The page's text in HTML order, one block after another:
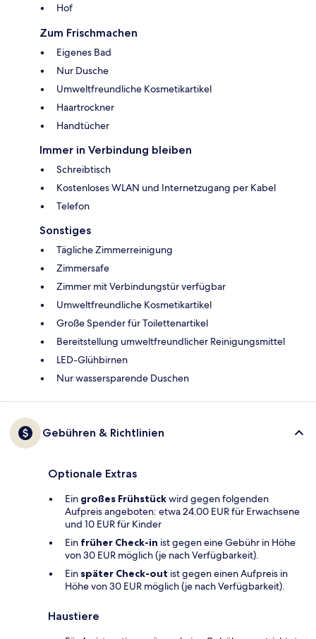
Hof
Zum Frischmachen
Eigenes Bad
Nur Dusche
Umweltfreundliche Kosmetikartikel
Haartrockner
Handtücher
Immer in Verbindung bleiben
Schreibtisch
Kostenloses WLAN und Internetzugang per Kabel
Telefon
Sonstiges
Tägliche Zimmerreinigung
Zimmersafe
Zimmer mit Verbindungstür verfügbar
Umweltfreundliche Kosmetikartikel
Große Spender für Toilettenartikel
Bereitstellung umweltfreundlicher Reinigungsmittel
LED-Glühbirnen
Nur wassersparende Duschen
Gebühren & Richtlinien
Optionale Extras
Ein großes Frühstückwird gegen folgenden
Aufpreis angeboten: etwa 24.00 EUR für Erwachsene
und 10 EUR für Kinder
Ein früher Check-in ist gegen eine Gebühr in Höhe
von 30 EUR möglich (je nach Verfügbarkeit).
Ein später Check-out ist gegen einen Aufpreis in
Höhe von 30 EUR möglich (je nach Verfügbarkeit).
Haustiere